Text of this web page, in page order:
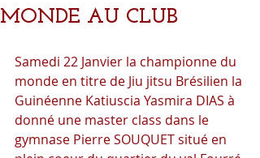
MONDE AU CLUB
Samedi 22 Janvier la championne du
monde en titre de Jiu jitsu Brésilien la
Guinéenne Katiuscia Yasmira DIAS à
donné une master class dans le
gymnase Pierre SOUQUET situé en